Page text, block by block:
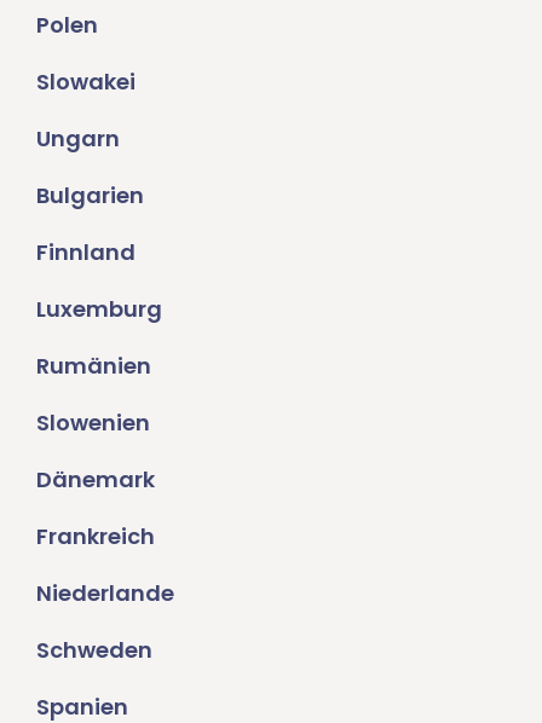
Polen
Slowakei
Ungarn
Bulgarien
Finnland
Luxemburg
Rumänien
Slowenien
Dänemark
Frankreich
Niederlande
Schweden
Spanien